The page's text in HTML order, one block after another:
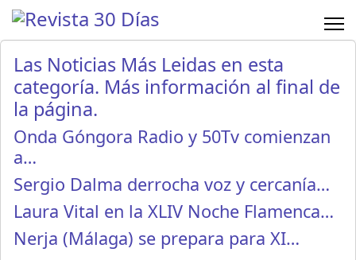
Las Noticias Más Leidas en esta
categoría. Más información al final de
la página.
Onda Góngora Radio y 50Tv comienzan
a…
Sergio Dalma derrocha voz y cercanía…
Laura Vital en la XLIV Noche Flamenca…
Nerja (Málaga) se prepara para XI…